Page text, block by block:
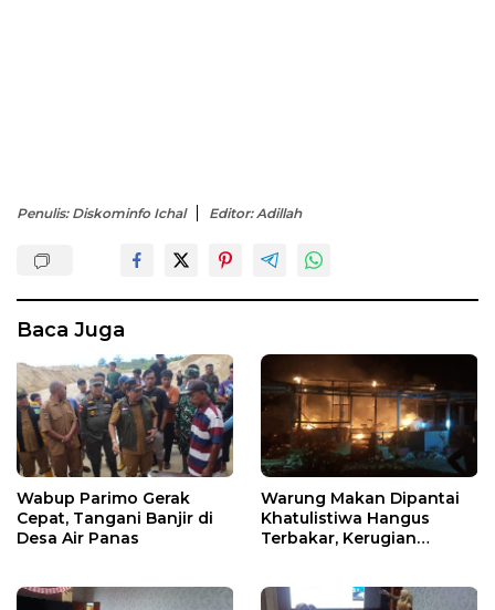
Penulis: Diskominfo Ichal Editor: Adillah
Baca Juga
Wabup Parimo Gerak
Cepat, Tangani Banjir di
Desa Air Panas
Warung Makan Dipantai
Khatulistiwa Hangus
Terbakar, Kerugian